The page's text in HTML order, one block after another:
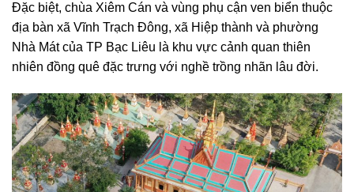
Đặc biệt, chùa Xiêm Cán và vùng phụ cận ven biển thuộc
địa bàn xã Vĩnh Trạch Đông, xã Hiệp thành và phường
Nhà Mát của TP Bạc Liêu là khu vực cảnh quan thiên
nhiên đồng quê đặc trưng với nghề trồng nhãn lâu đời.